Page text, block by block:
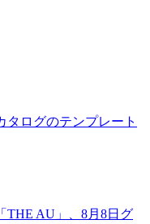
タログのテンプレート
THE AU」、8月8日グ